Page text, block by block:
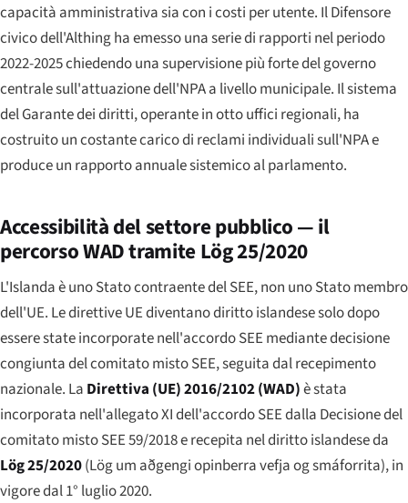
capacità amministrativa sia con i costi per utente. Il Difensore
civico dell'Althing ha emesso una serie di rapporti nel periodo
2022-2025 chiedendo una supervisione più forte del governo
centrale sull'attuazione dell'NPA a livello municipale. Il sistema
del Garante dei diritti, operante in otto uffici regionali, ha
costruito un costante carico di reclami individuali sull'NPA e
produce un rapporto annuale sistemico al parlamento.
Accessibilità del settore pubblico — il
percorso WAD tramite Lög 25/2020
L'Islanda è uno Stato contraente del SEE, non uno Stato membro
dell'UE. Le direttive UE diventano diritto islandese solo dopo
essere state incorporate nell'accordo SEE mediante decisione
congiunta del comitato misto SEE, seguita dal recepimento
nazionale. La Direttiva (UE) 2016/2102 (WAD)è stata
incorporata nell'allegato XI dell'accordo SEE dalla Decisione del
comitato misto SEE 59/2018 e recepita nel diritto islandese da
Lög 25/2020(Lög um aðgengi opinberra vefja og smáforrita), in
vigore dal 1° luglio 2020.